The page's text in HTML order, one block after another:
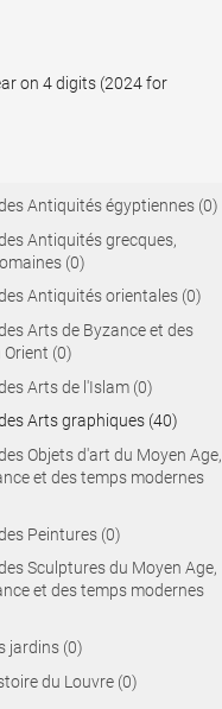
on 4 digits (2024 for
Antiquités égyptiennes (0)
Antiquités grecques,
(0)
Antiquités orientales (0)
Arts de Byzance et des
(0)
Arts de l'Islam (0)
Arts graphiques (40)
Objets d'art du Moyen Age,
et des temps modernes
Peintures (0)
Sculptures du Moyen Age,
et des temps modernes
jardins (0)
du Louvre (0)